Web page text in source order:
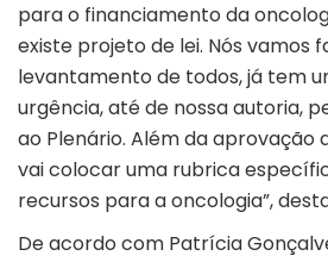
para o financiamento da
existe projeto de lei. Nós vamos
levantamento de todos, já tem
urgência, até de nossa autoria,
ao Plenário. Além da aprovação
vai colocar uma rubrica
recursos para a oncologia”,
De acordo com Patrícia